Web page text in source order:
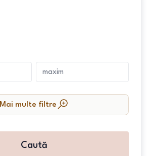
Mai multe filtre
Caută